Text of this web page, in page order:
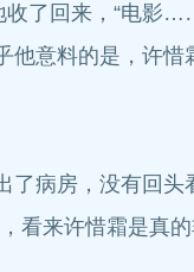
收了回来，“电影
料的是，许惜
病房，没有回头
来许惜霜是真的